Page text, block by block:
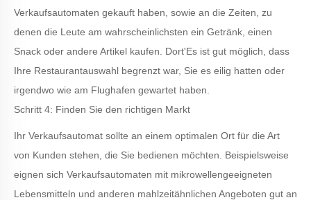
Verkaufsautomaten gekauft haben, sowie an die Zeiten, zu
denen die Leute am wahrscheinlichsten ein Getränk, einen
Snack oder andere Artikel kaufen. Dort'Es ist gut möglich, dass
Ihre Restaurantauswahl begrenzt war, Sie es eilig hatten oder
irgendwo wie am Flughafen gewartet haben.
Schritt 4: Finden Sie den richtigen Markt
Ihr Verkaufsautomat sollte an einem optimalen Ort für die Art
von Kunden stehen, die Sie bedienen möchten. Beispielsweise
eignen sich Verkaufsautomaten mit mikrowellengeeigneten
Lebensmitteln und anderen mahlzeitähnlichen Angeboten gut an